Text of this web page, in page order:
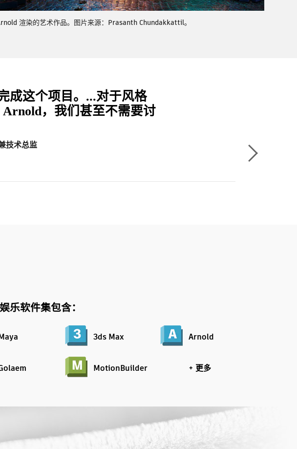
渲染的艺术作品。图片来源：Prasanth Chundakkattil。
成这个项目。...对于风格
，我们甚至不需要讨
技术总监
乐软件集包含：
3ds Max Arnold
MotionBuilder + 更多